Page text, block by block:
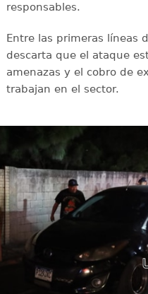
responsables.
Entre las primeras líneas
descarta que el ataque
amenazas y el cobro de
trabajan en el sector.